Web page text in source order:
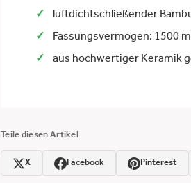
luftdichtschließender
Fassungsvermögen: 1500
aus hochwertiger Keramik
Teile diesen Artikel
X Facebook Pinterest